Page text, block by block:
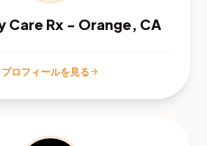
Care Rx - Orange, CA
プロフィールを見るarrow_forward